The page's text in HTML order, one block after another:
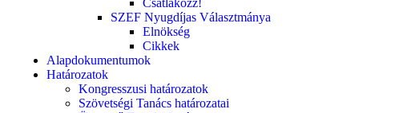
Csatlakozz!
SZEF Nyugdíjas Választmánya
Elnökség
Cikkek
Alapdokumentumok
Határozatok
Kongresszusi határozatok
Szövetségi Tanács határozatai